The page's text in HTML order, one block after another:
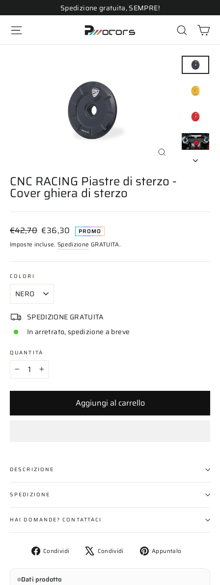
direttamente
contenuti
Spedizione gratuita, SEMPRE!
Navigazione del sito Cerca
CNC RACING Piastre di sterzo -
Cover ghiera di sterzo
Prezzo
di
listino
€42,70 Prezzo
scontato
€36,30 PROMO
Imposte incluse. Spedizione GRATUITA.
COLORI
SPEDIZIONE GRATUITA
In arretrato, spedizione a breve
QUANTITÀ
+
Aggiungi al carrello
DESCRIZIONE
SPEDIZIONE
HAI DOMANDE? CONTATTACI
Condividi
Condividi
Facebook
Condividi
Twitta
X
Appuntalo
pin
Dati prodotto